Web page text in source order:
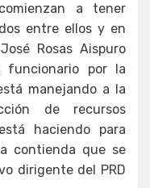
a tener
entre ellos y en
Rosas Aispuro
funcionario por la
manejando a la
de recursos
haciendo para
contienda que se
dirigente del PRD